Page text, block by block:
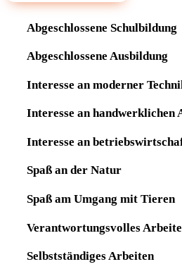
Abgeschlossene Schulbildung
Abgeschlossene Ausbildung
Interesse an moderner
Interesse an handwerklichen
Interesse an
Spaß an der Natur
Spaß am Umgang mit Tieren
Verantwortungsvolles
Selbstständiges Arbeiten